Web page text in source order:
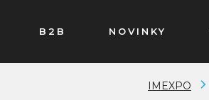
B2B NOVINKY
IMEXPO